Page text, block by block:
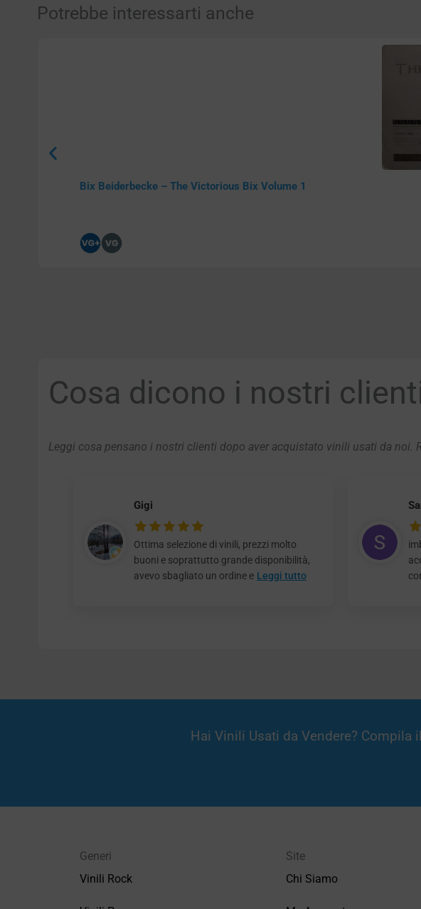
Potrebbe interessarti anche
Bix Beiderbecke – The Victorious Bix Volume 1
Cosa dicono i nostri
Leggi cosa pensano i nostri clienti dopo aver acquistato vinili usati da noi.
Gigi
Ottima selezione di vinili, prezzi molto
buoni e soprattutto grande disponibilità,
avevo sbagliato un ordine e Leggi tutto
Hai Vinili Usati da Vendere?
Generi
Vinili Rock
Site
Chi Siamo